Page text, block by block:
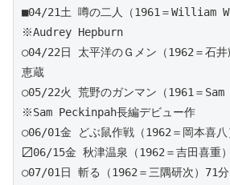
■04/21土 噂の二人（1961＝William
※Audrey Hepburn
○04/22日 太平洋のＧメン（1962＝石
恵蔵
○05/22火 荒野のガンマン（1961＝
※Sam Peckinpah長編デビュー作
○06/01金 どぶ鼠作戦（1962＝岡本喜
〼06/15金 秋津温泉（1962＝吉田喜重
○07/01日 斬る（1962＝三隅研次）71